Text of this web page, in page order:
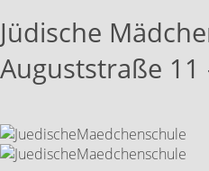
Jüdische
Auguststraße 11